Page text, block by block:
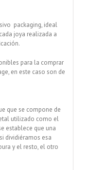
packaging, ideal
joya realizada a
para la comprar
en este caso son de
que se compone de
utilizado como el
establece que una
dividiéramos esa
y el resto, el otro